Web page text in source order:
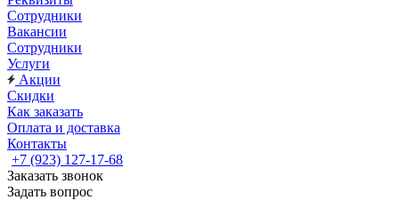
Сотрудники
Вакансии
Сотрудники
Услуги
Акции
Скидки
Как заказать
Оплата и доставка
Контакты
+7 (923) 127-17-68
Заказать звонок
Задать вопрос